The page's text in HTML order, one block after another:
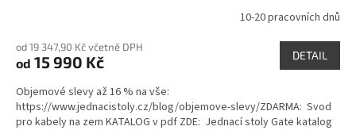
produktu
je
z
5
hvězdiček.
10-20 pracovních dnů
od 19 347,90 Kč včetně DPH
od 15 990 Kč DETAIL
Objemové slevy až 16 % na vše:
https://www.jednacistoly.cz/blog/objemove-slevy/ZDARMA: Svod
pro kabely na zem KATALOG v pdf ZDE: Jednací stoly Gate katalog